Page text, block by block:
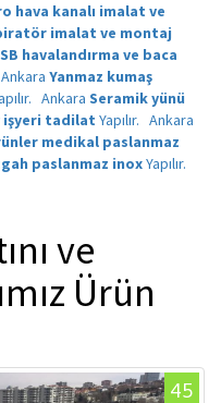
hava kanalı imalat ve
imalat ve montaj
havalandırma ve baca
Ankara Yanmaz kumaş
Ankara Seramik yünü
işyeri tadilat Yapılır. Ankara
medikal paslanmaz
paslanmaz inoxYapılır.
ve
Ürün
45